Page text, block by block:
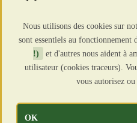
Nous utilisons des cookies sur
sont essentiels au fonctionnement
!)
et d'autres nous aident à
utilisateur (cookies traceurs).
vous autorisez ou
OK